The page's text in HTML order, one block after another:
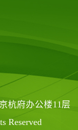
杭府办公楼11层
Reserved